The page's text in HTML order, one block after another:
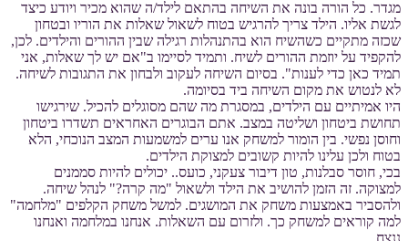
מגדר. כל הורה בונה את השיחה בהתאם לילד/ה שהוא מכיר ויודע כיצד
לגשת אליו. הילד צריך להרגיש בטוח לשאול שאלות את הוריו ובטחון
שכזה מתקיים כשהשיח הוא בהתנהלות רגילה שבין ההורים והילדים. לכן,
להקפיד על יוזמת ההורים לשיח. ותמיד לסיימו ב"אם יש לך שאלות, אני
תמיד כאן כדי לענות". בסיום השיחה לעקוב ולבחון את התגובות לשיחה.
לא לנטוש את מקום השיחה ביד בסיומה.
היו אמיתיים עם הילדים, במסגרת מה שהם מסוגלים להכיל. שירגישו
תחושת ביטחון ושליטה במצב. אתם הבוגרים האחראים תשדרו ביטחון
וחוסן נפשי. בין הומור למשחק אנו ערים למשמעות המצב הנוכחי, הלא
בטוח ולכן עלינו להיות קשובים למצוקת הילדים.
בכי, חוסר סבלנות, טון דיבור צעקני, כועס.. יכולים להיות סממנים
למצוקה. זה הזמן להושיב את הילד ולשאול "מה קרה?" לנהל שיחה.
ולהסביר באמצעות משחק את המושגים. למשל משחק הקלפים "מלחמה"
למה קוראים למשחק כך. ולזרום עם השאלות. אנחנו במלחמה ואנחנו
ננצח.